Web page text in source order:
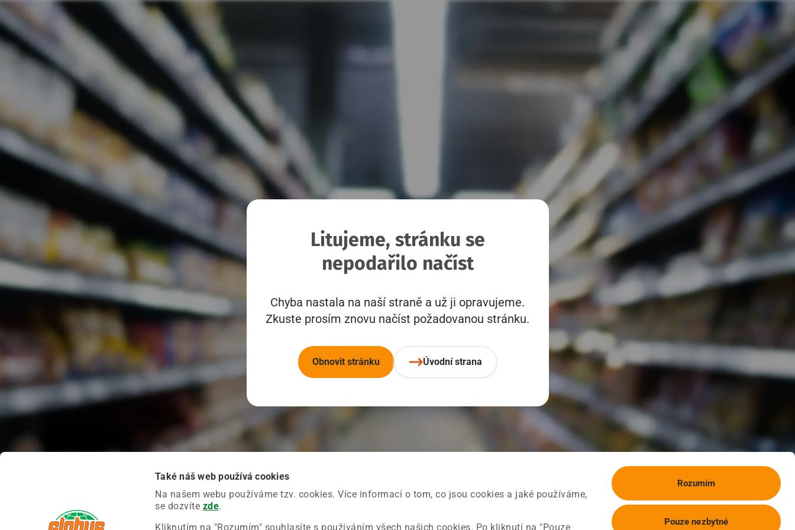
Také náš web používá cookies
Na našem webu používáme tzv. cookies. Více informací o tom, co jsou cookies a jaké používáme,
se dozvíte zde.
Kliknutím na "Rozumím" souhlasíte s používáním všech našich cookies. Po kliknutí na "Pouze
Rozumím
Pouze nezbytné
Litujeme, stránku se
nepodařilo načíst
Chyba nastala na naší straně a už ji opravujeme.
Zkuste prosím znovu načíst požadovanou stránku.
Obnovit stránku Úvodní strana